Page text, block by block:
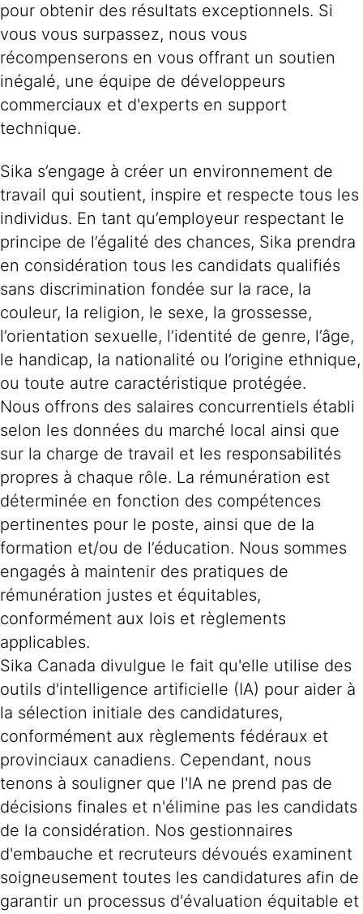
pour obtenir des résultats exceptionnels. Si
vous vous surpassez, nous vous
récompenserons en vous offrant un soutien
inégalé, une équipe de développeurs
commerciaux et d'experts en support
technique.
Sika s’engage à créer un environnement de
travail qui soutient, inspire et respecte tous les
individus. En tant qu’employeur respectant le
principe de l’égalité des chances, Sika prendra
en considération tous les candidats qualifiés
sans discrimination fondée sur la race, la
couleur, la religion, le sexe, la grossesse,
l’orientation sexuelle, l’identité de genre, l’âge,
le handicap, la nationalité ou l’origine ethnique,
ou toute autre caractéristique protégée.
Nous offrons des salaires concurrentiels établi
selon les données du marché local ainsi que
sur la charge de travail et les responsabilités
propres à chaque rôle. La rémunération est
déterminée en fonction des compétences
pertinentes pour le poste, ainsi que de la
formation et/ou de l’éducation. Nous sommes
engagés à maintenir des pratiques de
rémunération justes et équitables,
conformément aux lois et règlements
applicables.
Sika Canada divulgue le fait qu'elle utilise des
outils d'intelligence artificielle (IA) pour aider à
la sélection initiale des candidatures,
conformément aux règlements fédéraux et
provinciaux canadiens. Cependant, nous
tenons à souligner que l'IA ne prend pas de
décisions finales et n'élimine pas les candidats
de la considération. Nos gestionnaires
d'embauche et recruteurs dévoués examinent
soigneusement toutes les candidatures afin de
garantir un processus d'évaluation équitable et